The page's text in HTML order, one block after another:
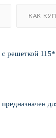
КАК
решеткой